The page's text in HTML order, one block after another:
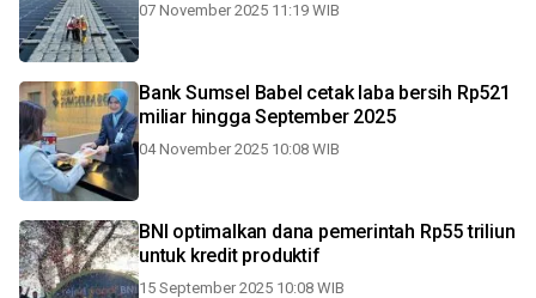
07 November 2025 11:19 WIB
Bank Sumsel Babel cetak laba bersih Rp521
miliar hingga September 2025
04 November 2025 10:08 WIB
BNI optimalkan dana pemerintah Rp55 triliun
untuk kredit produktif
15 September 2025 10:08 WIB